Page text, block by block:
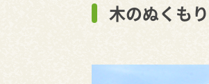
木のぬくも